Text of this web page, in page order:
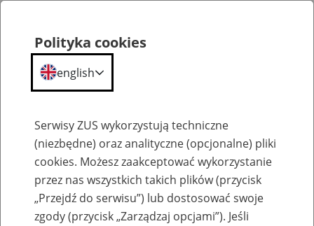
Szkolenia
Polityka cookies
english
Serwisy ZUS wykorzystują techniczne
(niezbędne) oraz analityczne (opcjonalne) pliki
cookies. Możesz zaakceptować wykorzystanie
przez nas wszystkich takich plików (przycisk
„Przejdź do serwisu”) lub dostosować swoje
zgody (przycisk „Zarządzaj opcjami”). Jeśli